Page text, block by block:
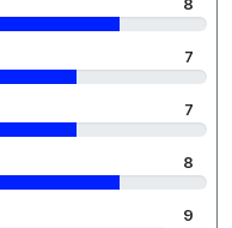
8
7
7
8
9